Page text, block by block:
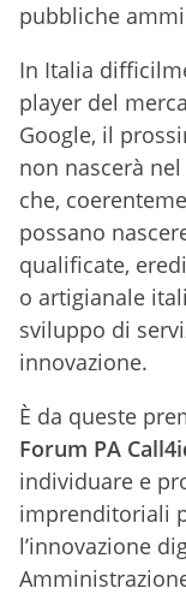
pubbliche
In Italia
player del
Google, il
non nascerà
che,
possano
qualificate,
o artigianale
sviluppo di
innovazione.
È da queste
Forum PA
individuare e
imprenditoriali
l’innovazione